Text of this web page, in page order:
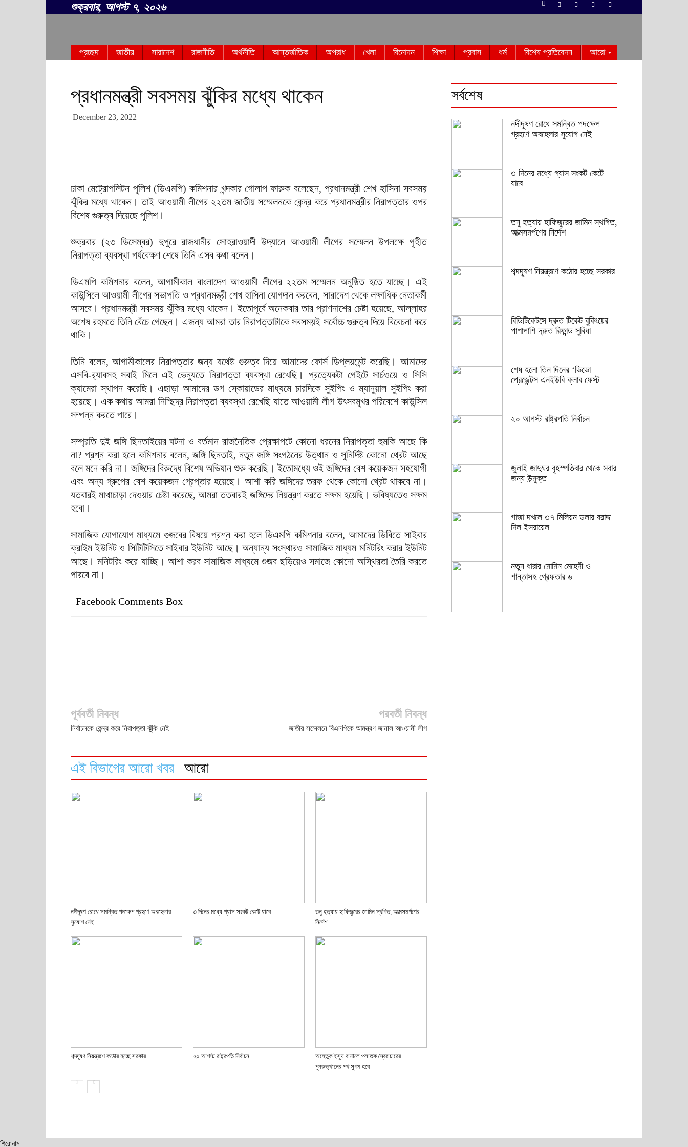
শুক্রবার, আগস্ট ৭, ২০২৬
বাংলা
প্রচ্ছদ জাতীয় সারাদেশ রাজনীতি অর্থনীতি আন্তর্জাতিক অপরাধ খেলা বিনোদন শিক্ষা প্রবাস ধর্ম বিশেষ প্রতিবেদন আরো
প্রধানমন্ত্রী সবসময় ঝুঁকির মধ্যে থাকেন
December 23, 2022
ঢাকা মেট্রোপলিটন পুলিশ (ডিএমপি) কমিশনার খন্দকার গোলাপ ফারুক বলেছেন, প্রধানমন্ত্রী শেখ হাসিনা সবসময়
ঝুঁকির মধ্যে থাকেন। তাই আওয়ামী লীগের ২২তম জাতীয় সম্মেলনকে কেন্দ্র করে প্রধানমন্ত্রীর নিরাপত্তার ওপর
বিশেষ গুরুত্ব দিয়েছে পুলিশ।
শুক্রবার (২৩ ডিসেম্বর) দুপুরে রাজধানীর সোহরাওয়ার্দী উদ্যানে আওয়ামী লীগের সম্মেলন উপলক্ষে গৃহীত
নিরাপত্তা ব্যবস্থা পর্যবেক্ষণ শেষে তিনি এসব কথা বলেন।
ডিএমপি কমিশনার বলেন, আগামীকাল বাংলাদেশ আওয়ামী লীগের ২২তম সম্মেলন অনুষ্ঠিত হতে যাচ্ছে। এই
কাউন্সিলে আওয়ামী লীগের সভাপতি ও প্রধানমন্ত্রী শেখ হাসিনা যোগদান করবেন, সারাদেশ থেকে লক্ষাধিক নেতাকর্মী
আসবে। প্রধানমন্ত্রী সবসময় ঝুঁকির মধ্যে থাকেন। ইতোপূর্বে অনেকবার তার প্রাণনাশের চেষ্টা হয়েছে, আল্লাহর
অশেষ রহমতে তিনি বেঁচে গেছেন। এজন্য আমরা তার নিরাপত্তাটাকে সবসময়ই সর্বোচ্চ গুরুত্ব দিয়ে বিবেচনা করে
থাকি।
তিনি বলেন, আগামীকালের নিরাপত্তার জন্য যথেষ্ট গুরুত্ব দিয়ে আমাদের ফোর্স ডিপ্লয়মেন্ট করেছি। আমাদের
এসবি-র‍্যাবসহ সবাই মিলে এই ভেন্যুতে নিরাপত্তা ব্যবস্থা রেখেছি। প্রত্যেকটা গেইটে সার্চওয়ে ও সিসি
ক্যামেরা স্থাপন করেছি। এছাড়া আমাদের ডগ স্কোয়াডের মাধ্যমে চারদিকে সুইপিং ও ম্যানুয়াল সুইপিং করা
হয়েছে। এক কথায় আমরা নিশ্ছিদ্র নিরাপত্তা ব্যবস্থা রেখেছি যাতে আওয়ামী লীগ উৎসবমুখর পরিবেশে কাউন্সিল
সম্পন্ন করতে পারে।
সম্প্রতি দুই জঙ্গি ছিনতাইয়ের ঘটনা ও বর্তমান রাজনৈতিক প্রেক্ষাপটে কোনো ধরনের নিরাপত্তা হুমকি আছে কি
না? প্রশ্ন করা হলে কমিশনার বলেন, জঙ্গি ছিনতাই, নতুন জঙ্গি সংগঠনের উত্থান ও সুনির্দিষ্ট কোনো থ্রেট আছে
বলে মনে করি না। জঙ্গিদের বিরুদ্ধে বিশেষ অভিযান শুরু করেছি। ইতোমধ্যে ওই জঙ্গিদের বেশ কয়েকজন সহযোগী
এবং অন্য গ্রুপের বেশ কয়েকজন গ্রেপ্তার হয়েছে। আশা করি জঙ্গিদের তরফ থেকে কোনো থ্রেট থাকবে না।
যতবারই মাথাচাড়া দেওয়ার চেষ্টা করেছে, আমরা ততবারই জঙ্গিদের নিয়ন্ত্রণ করতে সক্ষম হয়েছি। ভবিষ্যতেও সক্ষম
হবো।
সামাজিক যোগাযোগ মাধ্যমে গুজবের বিষয়ে প্রশ্ন করা হলে ডিএমপি কমিশনার বলেন, আমাদের ডিবিতে সাইবার
ক্রাইম ইউনিট ও সিটিটিসিতে সাইবার ইউনিট আছে। অন্যান্য সংস্থারও সামাজিক মাধ্যম মনিটরিং করার ইউনিট
আছে। মনিটরিং করে যাচ্ছি। আশা করব সামাজিক মাধ্যমে গুজব ছড়িয়েও সমাজে কোনো অস্থিরতা তৈরি করতে
পারবে না।
Facebook Comments Box
পূর্ববর্তী নিবন্ধ
নির্বাচনকে কেন্দ্র করে নিরাপত্তা ঝুঁকি নেই
পরবর্তী নিবন্ধ
জাতীয় সম্মেলনে বিএনপিকে আমন্ত্রণ জানাল আওয়ামী লীগ
এই বিভাগের আরো খবর আরো
নদীদূষণ রোধে সমন্বিত পদক্ষেপ গ্রহণে অবহেলার
সুযোগ নেই
৩ দিনের মধ্যে গ্যাস সংকট কেটে যাবে
তনু হত্যায় হাফিজুরের জামিন স্থগিত, আত্মসমর্পণের
নির্দেশ
শব্দদূষণ নিয়ন্ত্রণে কঠোর হচ্ছে সরকার ২০ আগস্ট রাষ্ট্রপতি নির্বাচন
অহেতুক ইস্যু বানালে পলাতক স্বৈরাচারের
পুনরুত্থানের পথ সুগম হবে
সর্বশেষ
নদীদূষণ রোধে সমন্বিত পদক্ষেপ
গ্রহণে অবহেলার সুযোগ নেই
৩ দিনের মধ্যে গ্যাস সংকট কেটে
যাবে
তনু হত্যায় হাফিজুরের জামিন স্থগিত,
আত্মসমর্পণের নির্দেশ
শব্দদূষণ নিয়ন্ত্রণে কঠোর হচ্ছে সরকার
বিডিটিকেটসে দ্রুত টিকেট বুকিংয়ের
পাশাপাশি দ্রুত রিফান্ড সুবিধা
শেষ হলো তিন দিনের ‘ভিভো
প্রেজেন্টস এনইউবি ক্লাব ফেস্ট
২০ আগস্ট রাষ্ট্রপতি নির্বাচন
জুলাই জাদুঘর বৃহস্পতিবার থেকে সবার
জন্য উন্মুক্ত
গাজা দখলে ৩৭ মিলিয়ন ডলার বরাদ্দ
দিল ইসরায়েল
নতুন ধারার মোমিন মেহেদী ও
শান্তাসহ গ্রেফতার ৬
শিরোনাম